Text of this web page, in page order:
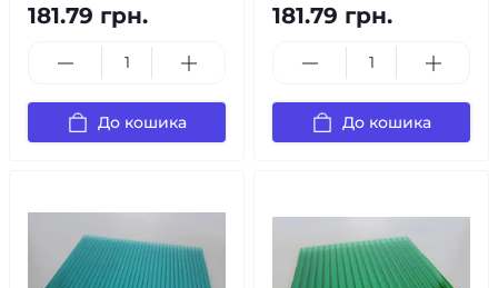
181.79 грн.
До кошика
181.79 грн.
До кошика